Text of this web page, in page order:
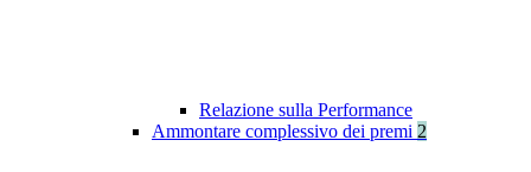
Relazione sulla Performance
Ammontare complessivo dei premi 2